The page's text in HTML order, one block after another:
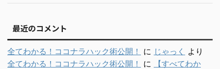
最近のコメント
全てわかる！ココナラハック術公開！ に じゃっく
より
全てわかる！ココナラハック術公開！
に
【すべてわか